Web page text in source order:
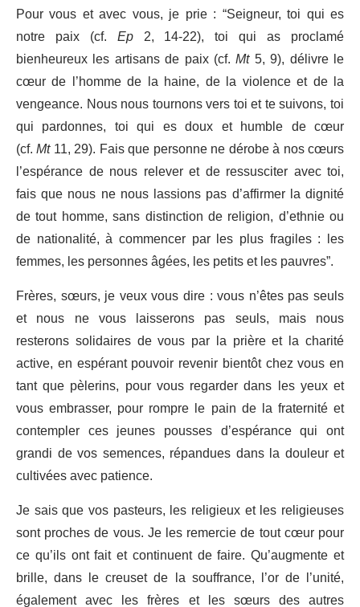
Pour vous et avec vous, je prie : “Seigneur, toi qui es
notre paix (cf. Ep2, 14-22), toi qui as proclamé
bienheureux les artisans de paix (cf.Mt5, 9), délivre le
cœur de l’homme de la haine, de la violence et de la
vengeance. Nous nous tournons vers toi et te suivons, toi
qui pardonnes, toi qui es doux et humble de cœur
(cf.Mt11, 29). Fais que personne ne dérobe à nos cœurs
l’espérance de nous relever et de ressusciter avec toi,
fais que nous ne nous lassions pas d’affirmer la dignité
de tout homme, sans distinction de religion, d’ethnie ou
de nationalité, à commencer par les plus fragiles : les
femmes, les personnes âgées, les petits et les pauvres”.
Frères, sœurs, je veux vous dire : vous n’êtes pas seuls
et nous ne vous laisserons pas seuls, mais nous
resterons solidaires de vous par la prière et la charité
active, en espérant pouvoir revenir bientôt chez vous en
tant que pèlerins, pour vous regarder dans les yeux et
vous embrasser, pour rompre le pain de la fraternité et
contempler ces jeunes pousses d’espérance qui ont
grandi de vos semences, répandues dans la douleur et
cultivées avec patience.
Je sais que vos pasteurs, les religieux et les religieuses
sont proches de vous. Je les remercie de tout cœur pour
ce qu’ils ont fait et continuent de faire. Qu’augmente et
brille, dans le creuset de la souffrance, l’or de l’unité,
également avec les frères et les sœurs des autres